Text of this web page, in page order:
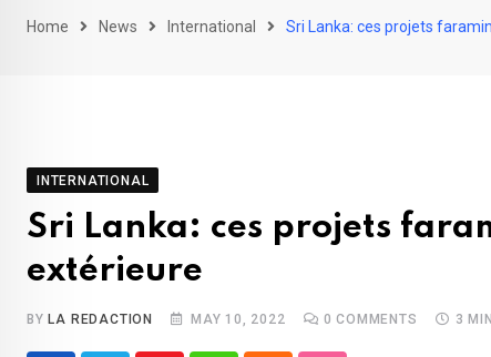
Home News International Sri Lanka: ces projets
INTERNATIONAL
Sri Lanka: ces projets
extérieure
BY LA REDACTION MAY 10, 2022 0 COMMENTS 3